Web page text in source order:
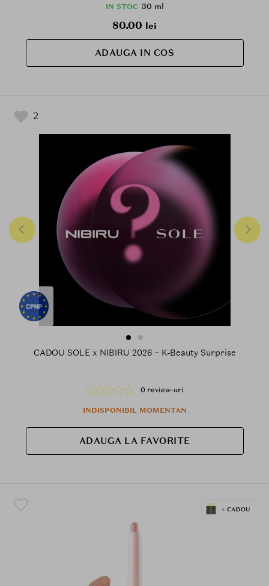
IN STOC 30 ml
80.00 lei
ADAUGA IN COS
2
CADOU SOLE x NIBIRU 2026 – K-Beauty Surprise
0 review-uri
INDISPONIBIL MOMENTAN
ADAUGA LA FAVORITE